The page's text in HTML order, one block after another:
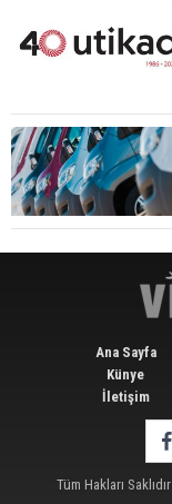
Ana Sayfa
Künye
İletişim
Tüm Hakları